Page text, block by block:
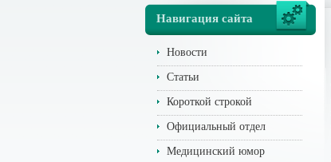
Навигация сайта
Новости
Статьи
Короткой строкой
Официальный отдел
Медицинский юмор